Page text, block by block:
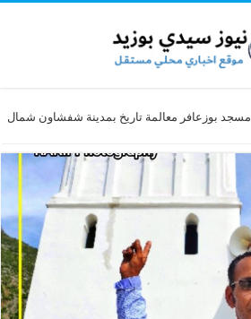
مسجد بوزعافر معالمة تاريخ بمدينة شفشاون شمال